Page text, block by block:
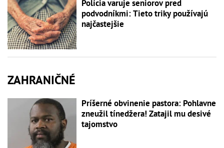
Polícia varuje seniorov pred
podvodníkmi: Tieto triky používajú
najčastejšie
ZAHRANIČNÉ
Príšerné obvinenie pastora: Pohlavne
zneužil tínedžera! Zatajil mu desivé
tajomstvo